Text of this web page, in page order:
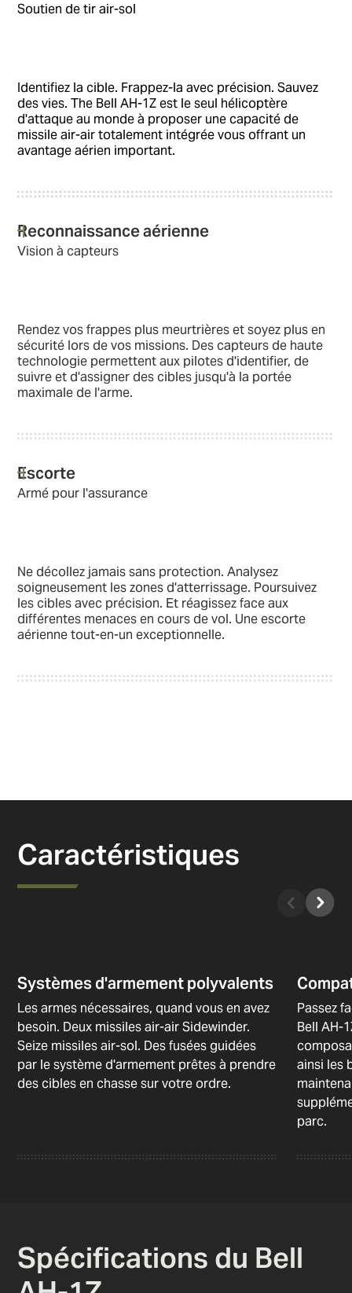
Soutien de tir air-sol
Identifiez la cible. Frappez-la avec précision. Sauvez
des vies. The Bell AH-1Z est le seul hélicoptère
d'attaque au monde à proposer une capacité de
missile air-air totalement intégrée vous offrant un
avantage aérien important.
Reconnaissance aérienne
Vision à capteurs
Rendez vos frappes plus meurtrières et soyez plus en
sécurité lors de vos missions. Des capteurs de haute
technologie permettent aux pilotes d'identifier, de
suivre et d'assigner des cibles jusqu'à la portée
maximale de l'arme.
Escorte
Armé pour l'assurance
Ne décollez jamais sans protection. Analysez
soigneusement les zones d'atterrissage. Poursuivez
les cibles avec précision. Et réagissez face aux
différentes menaces en cours de vol. Une escorte
aérienne tout-en-un exceptionnelle.
Caractéristiques
Systèmes d'armement polyvalents
Les armes nécessaires, quand vous en avez
besoin. Deux missiles air-air Sidewinder.
Seize missiles air-sol. Des fusées guidées
par le système d'armement prêtes à prendre
des cibles en chasse sur votre ordre.
Passez
Bell AH-
ainsi les
parc.
Spécifications du Bell